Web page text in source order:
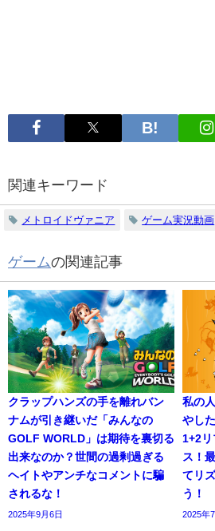
関連キーワード
メトロイドヴァニア ゲーム実況動画
ゲームの関連記事
クラップハンズの手を離れバン
ナムが引き継いだ「みんなの
GOLF WORLD」は期待を裏切る
出来なのか？世間の過剰過ぎる
ヘイトやアンチなコメントに騙
されるな！
2025年9月6日
私の
やし
1+2
ス！
てリ
う！
2025年